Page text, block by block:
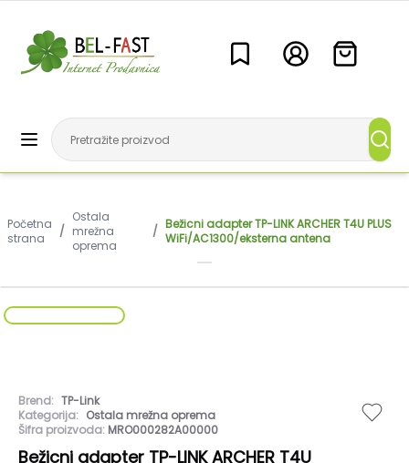
Početna
strana
/
Ostala
mrežna
oprema
/ Bežicni adapter TP-LINK ARCHER T4U PLUS
WiFi/AC1300/eksterna antena
Brend: TP-Link
Kategorija: Ostala mrežna oprema
Šifra proizvoda: MRO000282A00000
Bežicni adapter TP-LINK ARCHER T4U